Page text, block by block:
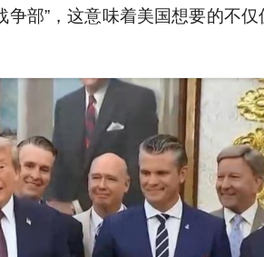
争部”，这意味着美国想要的